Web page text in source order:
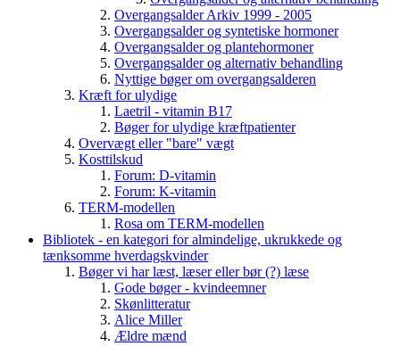
Overgangsalder Arkiv 1999 - 2005
Overgangsalder og syntetiske hormoner
Overgangsalder og plantehormoner
Overgangsalder og alternativ behandling
Nyttige bøger om overgangsalderen
Kræft for ulydige
Laetril - vitamin B17
Bøger for ulydige kræftpatienter
Overvægt eller "bare" vægt
Kosttilskud
Forum: D-vitamin
Forum: K-vitamin
TERM-modellen
Rosa om TERM-modellen
Bibliotek - en kategori for almindelige, ukrukkede og
tænksomme hverdagskvinder
Bøger vi har læst, læser eller bør (?) læse
Gode bøger - kvindeemner
Skønlitteratur
Alice Miller
Ældre mænd